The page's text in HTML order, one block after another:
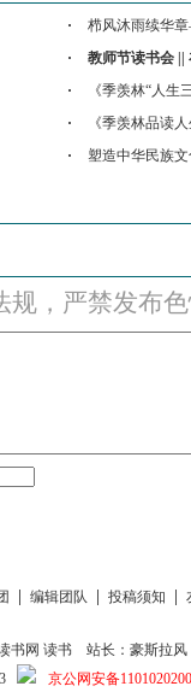
栉风沐雨续华
教师节读书会 ||
《季羡林“人生
《季羡林品读
塑造中华民族
，严禁发布
编辑团队 投稿须知
书网 读书
站长：豪斯拉风
京公网安备